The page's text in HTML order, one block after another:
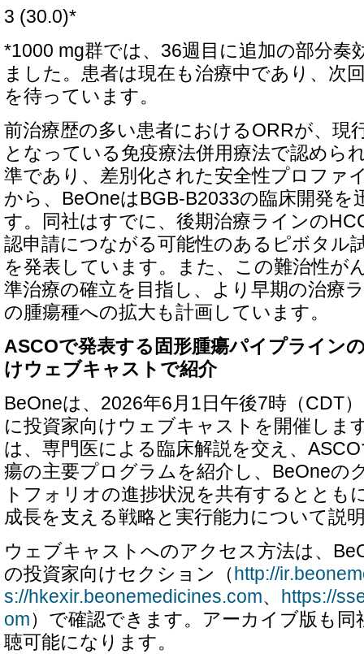
3 (30.0)*
*1000 mg群では、36週目に追加の部分奏
ました。患者は現在も治療中であり、次
を待っています。
前治療歴の多い患者におけるORRが、現
となっている免疫療法併用療法で認めら
準であり、差別化された安全性プロファ
から、BeOneはBGB-B2033の臨床開発を
す。同社はすでに、後期治療ラインの
認申請につながる可能性のあるピボタル
を発表しています。また、この難治性が
準治療の確立を目指し、より早期の治療
の腫瘍種への拡大も計画しています。
ASCOで発表する固形腫瘍パイプライン
けウェブキャストで紹介
BeOneは、2026年6月1日午後7時（CDT
に投資家向けウェブキャストを開催しま
は、専門医による臨床解説を交え、
瘍の主要プログラムを紹介し、BeOneの
トフォリオの進捗状況を共有するととも
成長を支える戦略と実行能力について説
ウェブキャストへのアクセス方法は、
の投資家向けセクション（ http://
s://hkexir.beonemedicines.com、
https://
om）で確認できます。アーカイブ版も
聴可能になります。